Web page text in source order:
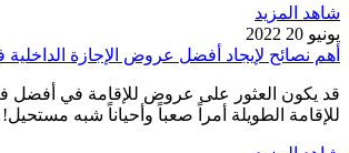
شاهد المزيد
يونيو 20 2022
أهم نصائح لإيجاد أفضل عروض الإجازة
قد يكون العثور على عروض للإقامة في أفضل
للإقامة الطويلة أمراً صعباً وأحياناً شبه